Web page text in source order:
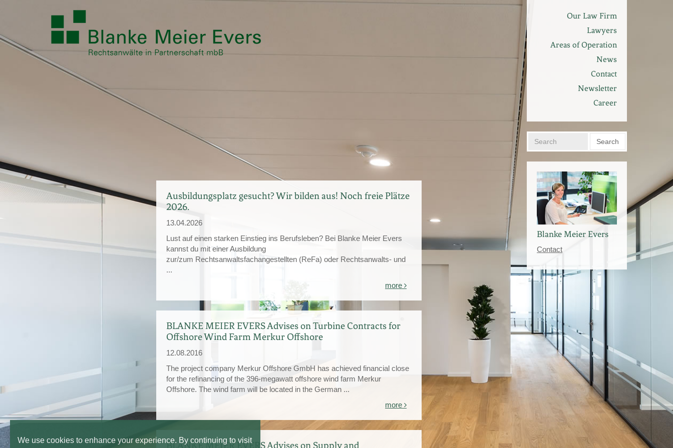
Ausbildungsplatz gesucht? Wir bilden aus! Noch freie Plätze
2026.
13.04.2026
Lust auf einen starken Einstieg ins Berufsleben? Bei Blanke Meier Evers
kannst du mit einer Ausbildung
zur/zum Rechtsanwaltsfachangestellten (ReFa) oder Rechtsanwalts- und
...
more
BLANKE MEIER EVERS Advises on Turbine Contracts for
Offshore Wind Farm Merkur Offshore
12.08.2016
The project company Merkur Offshore GmbH has achieved financial close
for the refinancing of the 396-megawatt offshore wind farm Merkur
Offshore. The wind farm will be located in the German ...
more
BLANKE MEIER EVERS Advises on Supply and
Our Law Firm
Lawyers
Areas of Operation
News
Contact
Newsletter
Career
Search
Blanke Meier Evers
Contact
We use cookies to enhance your experience. By continuing to visit